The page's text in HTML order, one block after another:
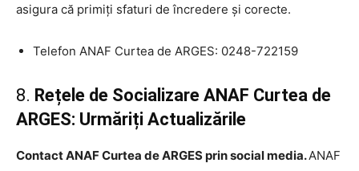
asigura că primiți sfaturi de încredere și corecte.
Telefon ANAF Curtea de ARGES: 0248-722159
8. Rețele de Socializare ANAF Curtea de
ARGES: Urmăriți Actualizările
Contact ANAF Curtea de ARGES prin social media.ANAF